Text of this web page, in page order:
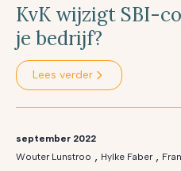
KvK wijzigt SBI-
je bedrijf?
Lees verder
september 2022
Wouter Lunstroo , Hylke Faber ,